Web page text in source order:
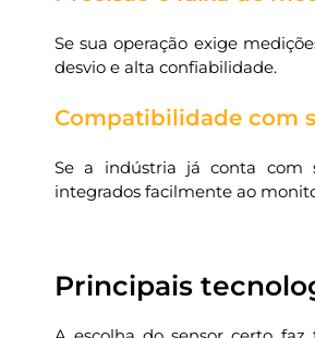
Se sua operação exige
desvio e alta confiabilidade.
Compatibilidade com
Se a indústria já conta com
integrados facilmente ao
Principais